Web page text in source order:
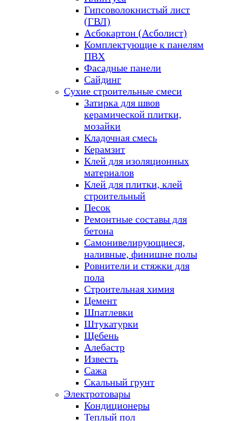
Гипсоволокнистый лист
(ГВЛ)
Асбокартон (Асболист)
Комплектующие к панелям
ПВХ
Фасадные панели
Сайдинг
Сухие строительные смеси
Затирка для швов
керамической плитки,
мозайки
Кладочная смесь
Керамзит
Клей для изоляционных
материалов
Клей для плитки, клей
строительный
Песок
Ремонтные составы для
бетона
Самонивелирующиеся,
наливные, финишне полы
Ровнители и стяжки для
пола
Строительная химия
Цемент
Шпатлевки
Штукатурки
Щебень
Алебастр
Известь
Сажа
Скальный грунт
Электротовары
Кондиционеры
Теплый пол